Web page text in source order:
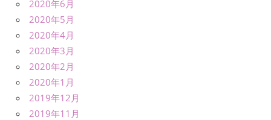
2020年6月
2020年5月
2020年4月
2020年3月
2020年2月
2020年1月
2019年12月
2019年11月